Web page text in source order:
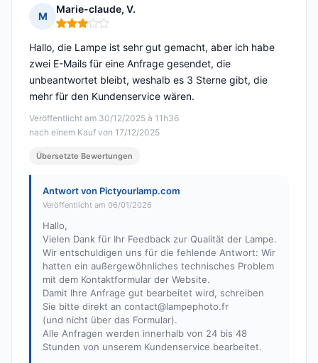
M
Marie-claude, V.
Hinweis: 3 von 5
Veröffentlicht am 30/12/2025 à 11h36
nach einem Kauf von 17/12/2025
Hallo, die Lampe ist sehr gut gemacht, aber ich habe
zwei E-Mails für eine Anfrage gesendet, die
unbeantwortet bleibt, weshalb es 3 Sterne gibt, die
mehr für den Kundenservice wären.
Übersetzte Bewertungen
Antwort von Pictyourlamp.com
Veröffentlicht am 06/01/2026
Hallo,
Vielen Dank für Ihr Feedback zur Qualität der Lampe.
Wir entschuldigen uns für die fehlende Antwort: Wir
hatten ein außergewöhnliches technisches Problem
mit dem Kontaktformular der Website.
Damit Ihre Anfrage gut bearbeitet wird, schreiben
Sie bitte direkt an contact@lampephoto.fr
(und nicht über das Formular).
Alle Anfragen werden innerhalb von 24 bis 48
Stunden von unserem Kundenservice bearbeitet.